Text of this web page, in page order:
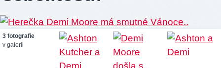
3 fotografie
v galerii